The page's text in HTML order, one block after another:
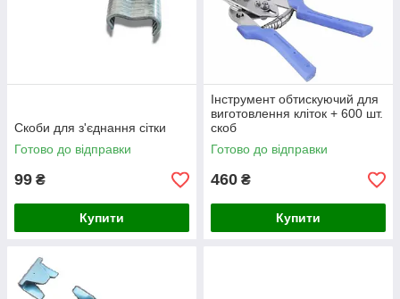
Скоби для з'єднання сітки
Готово до відправки
99 ₴
Купити
Інструмент обтискуючий для
виготовлення кліток + 600 шт.
скоб
Готово до відправки
460 ₴
Купити